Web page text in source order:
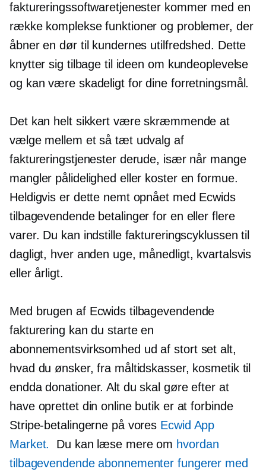
faktureringssoftwaretjenester kommer med en
række komplekse funktioner og problemer, der
åbner en dør til kundernes utilfredshed. Dette
knytter sig tilbage til ideen om kundeoplevelse
og kan være skadeligt for dine forretningsmål.
Det kan helt sikkert være skræmmende at
vælge mellem et så tæt udvalg af
faktureringstjenester derude, især når mange
mangler pålidelighed eller koster en formue.
Heldigvis er dette nemt opnået med Ecwids
tilbagevendende betalinger for en eller flere
varer. Du kan indstille faktureringscyklussen til
dagligt, hver anden uge, månedligt, kvartalsvis
eller årligt.
Med brugen af ​​Ecwids tilbagevendende
fakturering kan du starte en
abonnementsvirksomhed ud af stort set alt,
hvad du ønsker, fra måltidskasser, kosmetik til
endda donationer. Alt du skal gøre efter at
have oprettet din online butik er at forbinde
Stripe-betalingerne på vores Ecwid App
Market.
Du kan læse mere om hvordan
tilbagevendende abonnementer fungerer med